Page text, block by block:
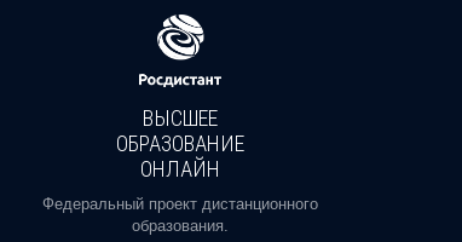
ВЫСШЕЕ
ОБРАЗОВАНИЕ
ОНЛАЙН
Федеральный проект дистанционного
образования.